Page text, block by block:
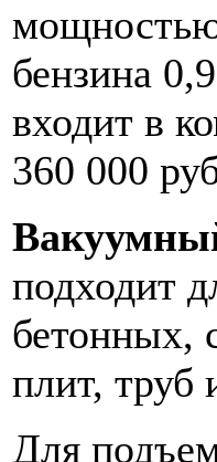
бензина
входит в
360 000
подходит
бетонных,
плит, труб
Для